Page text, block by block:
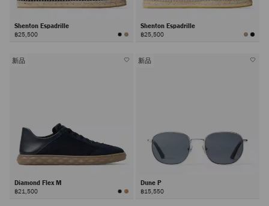
Shenton Espadrille
฿25,500
Shenton Espadrille
฿25,500
新品
Diamond Flex M
฿21,500
新品
Dune P
฿15,550